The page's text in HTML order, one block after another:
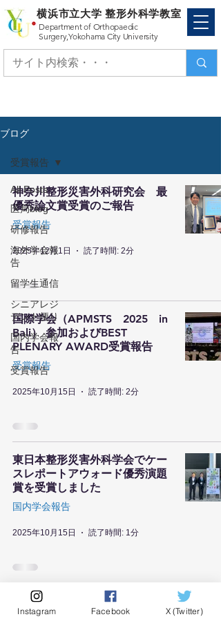
横浜市立大学 整形外科学教室
Department of Orthopaedic
Surgery,Yokohama City University
ブログ
All Posts
医局blog
研修報告
海外学会報
告
留学生通信
シニアレジ
デント便り
国内学会報
告
受賞報告
受賞報告
神奈川整形災害外科研究会 最
優秀論文賞受賞のご報告
受賞報告
2025年12月1日 読了時間: 2分
国際学会（APMSTS 2025 in
Bali） 参加およびBEST
PLENARY AWARD受賞報告
受賞報告
2025年10月15日 読了時間: 2分
東日本整形災害外科学会でケー
スレポートアウォード優秀演題
賞を受賞しました
国内学会報告
2025年10月15日 読了時間: 1分
Instagram Facebook X (Twitter)